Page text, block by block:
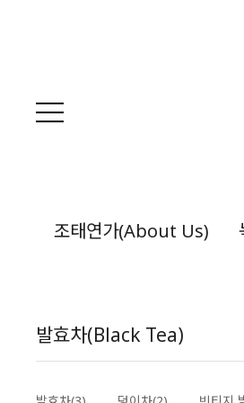
조태연가(About Us)
발효차(Black Tea)